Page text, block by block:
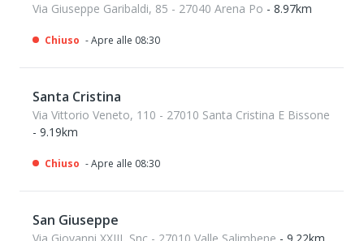
Via Giuseppe Garibaldi, 85 - 27040 Arena Po - 8.97km
Chiuso - Apre alle 08:30
Santa Cristina
Via Vittorio Veneto, 110 - 27010 Santa Cristina E Bissone
- 9.19km
Chiuso - Apre alle 08:30
San Giuseppe